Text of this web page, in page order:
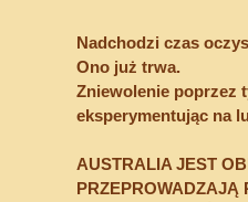
Nadchodzi czas
Ono już trwa.
Zniewolenie poprzez
eksperymentując na
AUSTRALIA JEST
PRZEPROWADZAJĄ